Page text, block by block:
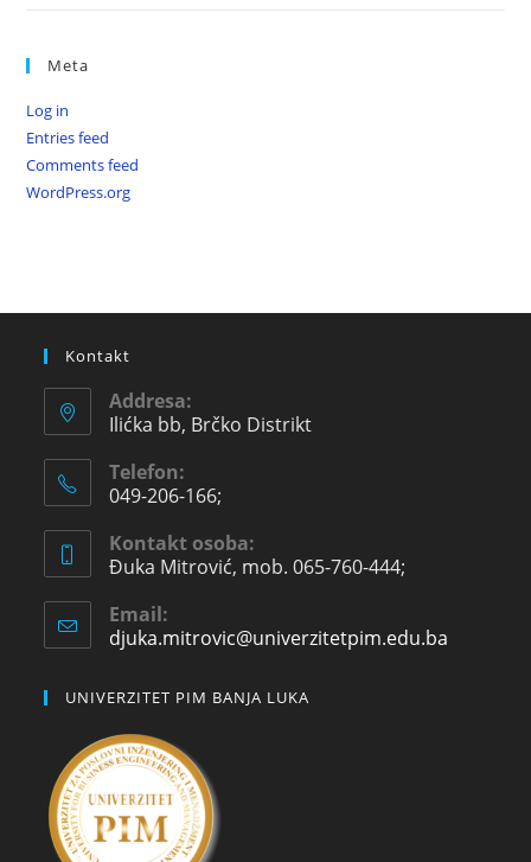
Meta
Log in
Entries feed
Comments feed
WordPress.org
Kontakt
Addresa:
Ilićka bb, Brčko Distrikt
Telefon:
049-206-166;
Kontakt osoba:
Đuka Mitrović, mob. 065-760-444;
Email:
djuka.mitrovic@univerzitetpim.edu.ba
UNIVERZITET PIM BANJA LUKA